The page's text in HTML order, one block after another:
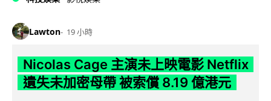
Lawton 19 小時
Nicolas Cage 主演未上映電影 Netflix
遺失未加密母帶 被索償 8.19 億港元